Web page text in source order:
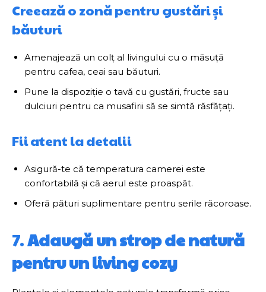
Creează o zonă pentru gustări și
băuturi
Amenajează un colț al livingului cu o măsuță
pentru cafea, ceai sau băuturi.
Pune la dispoziție o tavă cu gustări, fructe sau
dulciuri pentru ca musafirii să se simtă răsfățați.
Fii atent la detalii
Asigură-te că temperatura camerei este
confortabilă și că aerul este proaspăt.
Oferă pături suplimentare pentru serile răcoroase.
7.Adaugă un strop de natură
pentru un living cozy